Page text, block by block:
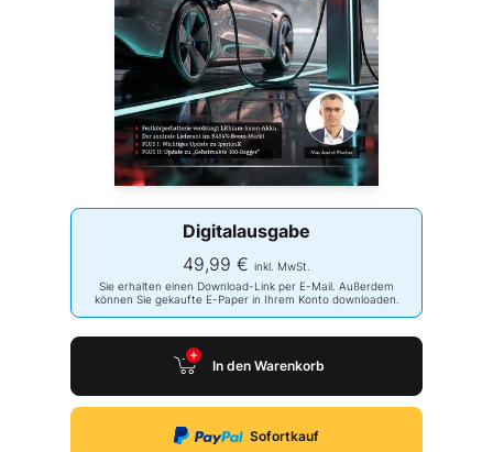
Digitalausgabe
49,99 € inkl. MwSt.
Sie erhalten einen Download-Link per E-Mail. Außerdem
können Sie gekaufte E-Paper in Ihrem Konto downloaden.
In den Warenkorb
Sofortkauf